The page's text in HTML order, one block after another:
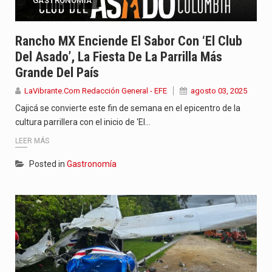
Rancho MX Enciende El Sabor Con ‘El Club
Del Asado’, La Fiesta De La Parrilla Más
Grande Del País
LaVibrante.Com Redacción General - EFE agosto 03, 2025
Cajicá se convierte este fin de semana en el epicentro de la
cultura parrillera con el inicio de ‘El…
LEER MÁS
Posted in Gastronomía